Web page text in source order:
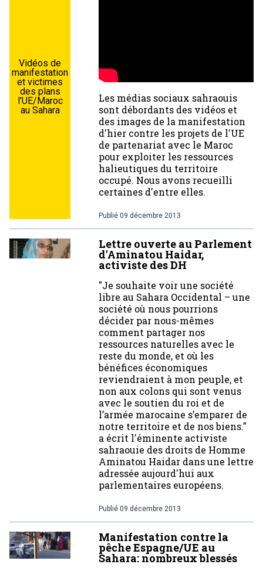
Vidéos de
manifestation
et victimes
des plans
l'UE/Maroc
au Sahara
Les médias sociaux sahraouis
sont débordants des vidéos et
des images de la manifestation
d'hier contre les projets de l'UE
de partenariat avec le Maroc
pour exploiter les ressources
halieutiques du territoire
occupé. Nous avons recueilli
certaines d'entre elles.
Publié 09 décembre 2013
Lettre ouverte au Parlement
d'Aminatou Haidar,
activiste des DH
"Je souhaite voir une société
libre au Sahara Occidental – une
société où nous pourrions
décider par nous-mêmes
comment partager nos
ressources naturelles avec le
reste du monde, et où les
bénéfices économiques
reviendraient à mon peuple, et
non aux colons qui sont venus
avec le soutien du roi et de
l’armée marocaine s’emparer de
notre territoire et de nos biens."
a écrit l'éminente activiste
sahraouie des droits de Homme
Aminatou Haidar dans une lettre
adressée aujourd'hui aux
parlementaires européens.
Publié 09 décembre 2013
Manifestation contre la
pêche Espagne/UE au
Sahara: nombreux blessés